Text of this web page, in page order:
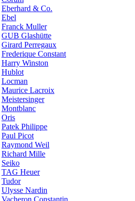
Eberhard & Co.
Ebel
Franck Muller
GUB Glashütte
Girard Perregaux
Frederique Constant
Harry Winston
Hublot
Locman
Maurice Lacroix
Meistersinger
Montblanc
Oris
Patek Philippe
Paul Picot
Raymond Weil
Richard Mille
Seiko
TAG Heuer
Tudor
Ulysse Nardin
Vacheron Constantin